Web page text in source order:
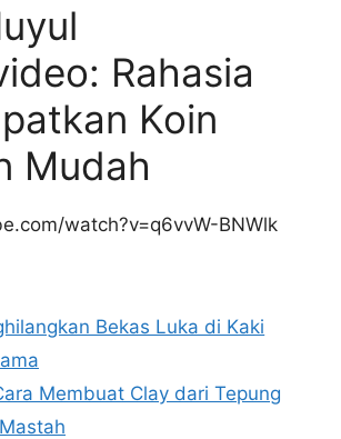
Rahasia
Koin
Mudah
watch?v=q6vvW-BNWlk
Bekas Luka di Kaki
Membuat Clay dari Tepung